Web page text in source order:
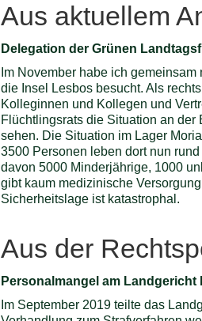
Aus aktuellem
Delegation der Grünen
Im November habe ich
die Insel Lesbos besucht. Als
Kolleginnen und Kollegen und
Flüchtlingsrats die Situation an
sehen. Die Situation im Lager
3500 Personen leben dort nun
davon 5000 Minderjährige, 1000
gibt kaum medizinische
Sicherheitslage ist katastrophal.
Aus der
Personalmangel am
Im September 2019 teilte das